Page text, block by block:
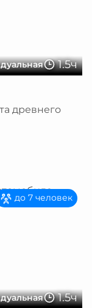
1.5ч
древнего
1.5ч
до 7 человек